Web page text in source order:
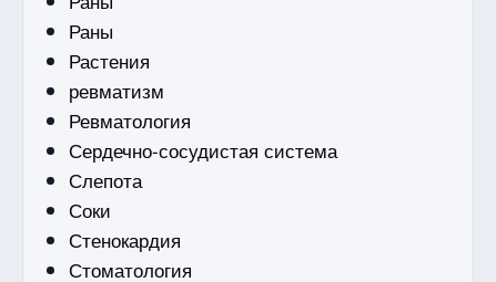
Раны
Растения
ревматизм
Ревматология
Сердечно-сосудистая система
Слепота
Соки
Стенокардия
Стоматология